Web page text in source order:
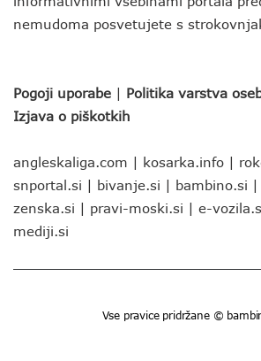
nemudoma posvetujete s
Pogoji uporabe | Politika varstva
Izjava o piškotkih
angleskaliga.com | kosarka.info |
snportal.si | bivanje.si | bambino.si |
zenska.si | pravi-moski.si | e-
mediji.si
Vse pravice pridržane ©